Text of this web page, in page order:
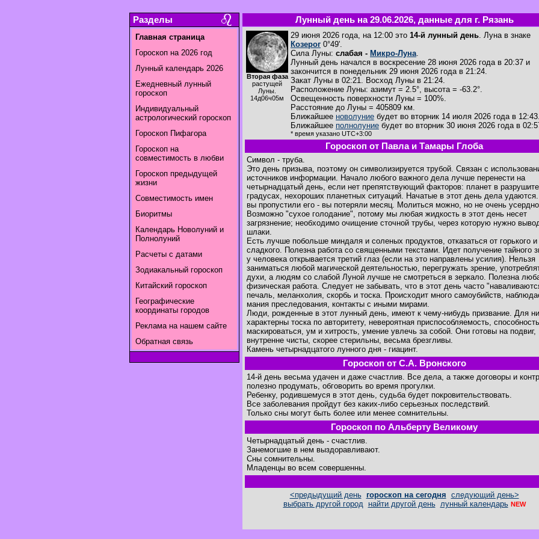
Разделы
Главная страница
Гороскоп на 2026 год
Лунный календарь 2026
Ежедневный лунный
гороскоп
Индивидуальный
астрологический гороскоп
Гороскоп Пифагора
Гороскоп на
совместимость в любви
Гороскоп предыдущей
жизни
Совместимость имен
Биоритмы
Календарь Новолуний и
Полнолуний
Расчеты с датами
Зодиакальный гороскоп
Китайский гороскоп
Географические
координаты городов
Реклама на нашем сайте
Обратная связь
Лунный день на 29.06.2026, данные для г. Рязань
Вторая фаза
растущей
Луны.
14д06ч05м
29 июня 2026 года, на 12:00 это 14-й лунный день. Луна в знаке
Козерог 0°49'.
Сила Луны: слабая - Микро-Луна.
Лунный день начался в воскресение 28 июня 2026 года в 20:37 и
закончится в понедельник 29 июня 2026 года в 21:24.
Закат Луны в 02:21. Восход Луны в 21:24.
Расположение Луны: азимут = 2.5°, высота = -63.2°.
Освещенность поверхности Луны = 100%.
Расстояние до Луны = 405809 км.
Ближайшее новолуние будет во вторник 14 июля 2026 года в 12:43.
Ближайшее полнолуние будет во вторник 30 июня 2026 года в
* время указано UTC+3:00
Гороскоп от Павла и Тамары Глоба
Символ - труба.
Это день призыва, поэтому он символизируется трубой. Связан с
источников информации. Начало любого важного дела лучше перенести на
четырнадцатый день, если нет препятствующий факторов: планет в
градусах, нехороших планетных ситуаций. Начатые в этот день дела
вы пропустили его - вы потеряли месяц. Молиться можно, но не очень
Возможно "сухое голодание", потому мы любая жидкость в этот день несет
загрязнение; необходимо очищение сточной трубы, через которую нужно
шлаки.
Есть лучше побольше миндаля и соленых продуктов, отказаться от горького и
сладкого. Полезна работа со священными текстами. Идет получение тайного
у человека открывается третий глаз (если на это направлены усилия). Нельзя
заниматься любой магической деятельностью, перегружать зрение,
духи, а людям со слабой Луной лучше не смотреться в зеркало. Полезна
физическая работа. Следует не забывать, что в этот день часто
печаль, меланхолия, скорбь и тоска. Происходит много самоубийств,
мания преследования, контакты с иными мирами.
Люди, рожденные в этот лунный день, имеют к чему-нибудь призвание. Для
характерны тоска по авторитету, невероятная приспособляемость, способность
маскироваться, ум и хитрость, умение увлечь за собой. Они готовы на подвиг,
внутренне чисты, скорее стерильны, весьма брезгливы.
Камень четырнадцатого лунного дня - гиацинт.
Гороскоп от С.А. Вронского
14-й день весьма удачен и даже счастлив. Все дела, а также договоры и
полезно продумать, обговорить во время прогулки.
Ребенку, родившемуся в этот день, судьба будет покровительствовать.
Все заболевания пройдут без каких-либо серьезных последствий.
Только сны могут быть более или менее сомнительны.
Гороскоп по Альберту Великому
Четырнадцатый день - счастлив.
Занемогшие в нем выздоравливают.
Сны сомнительны.
Младенцы во всем совершенны.
<предыдущий день гороскоп на сегодня следующий день>
выбрать другой город
найти другой день лунный календарь NEW